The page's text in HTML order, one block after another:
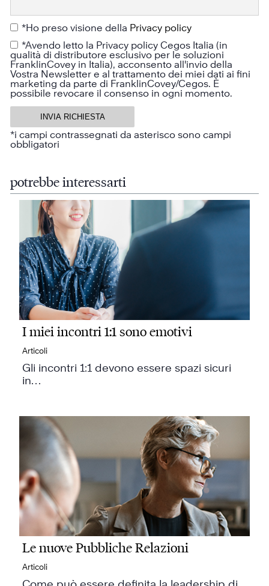
*Ho preso visione della Privacy policy
*Avendo letto la Privacy policy Cegos Italia (in
qualità di distributore esclusivo per le soluzioni
FranklinCovey in Italia), acconsento all'invio della
Vostra Newsletter e al trattamento dei miei dati ai fini
marketing da parte di FranklinCovey/Cegos. È
possibile revocare il consenso in ogni momento.
*i campi contrassegnati da asterisco sono campi
obbligatori
potrebbe interessarti
I miei incontri 1:1 sono emotivi
Articoli
Gli incontri 1:1 devono essere spazi sicuri
in…
Le nuove Pubbliche Relazioni
Articoli